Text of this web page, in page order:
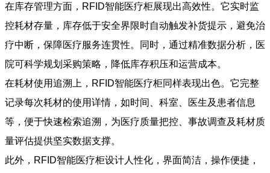
在库存管理方面，RFID智能医疗柜展现出高效性。它实时监
控耗材存量，库存低于安全界限时自动触发补货提示，避免治
疗中断，保障医疗服务连贯性。同时，通过精准数据分析，医
院可科学规划采购策略，降低库存积压和运营成本。
在耗材使用追溯上，RFID智能医疗柜同样表现出色。它完整
记录每次耗材的使用详情，如时间、科室、医生及患者信息
等，便于快速检索追溯，为医疗质量把控、事故调查及耗材质
量评估提供坚实数据支撑。
此外，RFID智能医疗柜设计人性化，界面简洁，操作便捷，